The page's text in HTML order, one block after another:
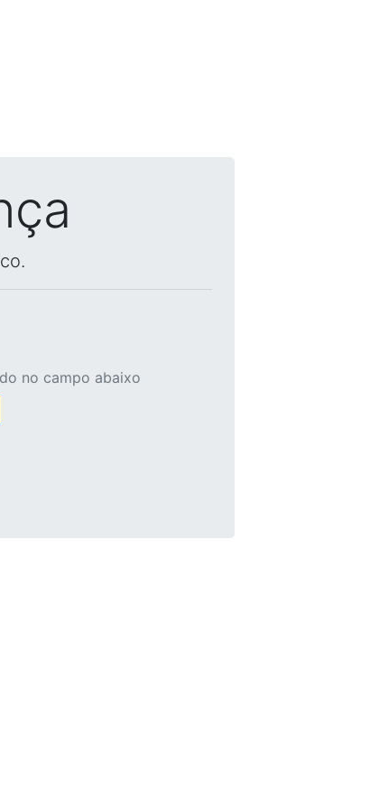
no campo abaixo